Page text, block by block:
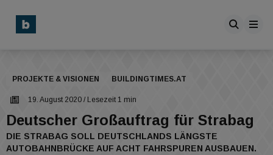
PROJEKTE & VISIONEN BUILDINGTIMES.AT
19. August 2020 / Lesezeit 1 min
Deutscher Großauftrag für Strabag
DIE STRABAG SOLL DEUTSCHLANDS LÄNGSTE
AUTOBAHNBRÜCKE AUF ACHT FAHRSPUREN AUSBAUEN.